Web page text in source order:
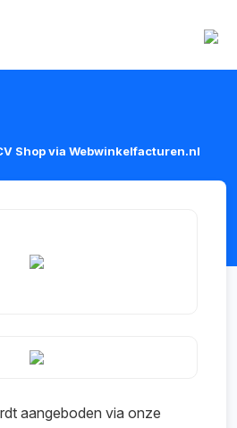
Shop via Webwinkelfacturen.nl
aangeboden via onze